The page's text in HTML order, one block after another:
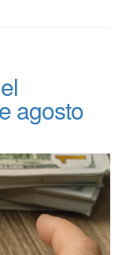
agosto